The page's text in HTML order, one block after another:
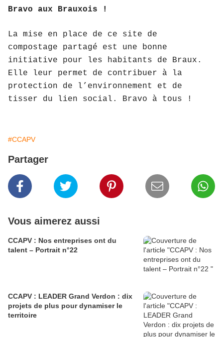
Bravo aux Brauxois !
La mise en place de ce site de
compostage partagé est une bonne
initiative pour les habitants de Braux.
Elle leur permet de contribuer à la
protection de l’environnement et de
tisser du lien social. Bravo à tous !
#CCAPV
Partager
Vous aimerez aussi
CCAPV : Nos entreprises ont du
talent – Portrait n°22
CCAPV : LEADER Grand Verdon : dix
projets de plus pour dynamiser le
territoire